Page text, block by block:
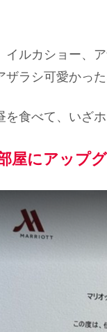
イルカショー、
ザラシ可愛かった
を食べて、いざホ
屋にアップ